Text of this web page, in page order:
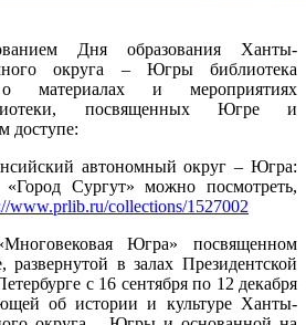
Дня образования Ханты-
округа – Югры библиотека
материалах и мероприятиях
посвященных Югре и
доступе:
автономный округ – Югра:
Сургут» можно посмотреть,
www.prlib.ru/collections/1527002
Югра» посвященном
развернутой в залах Президентской
с 16 сентября по 12 декабря
об истории и культуре Ханты-